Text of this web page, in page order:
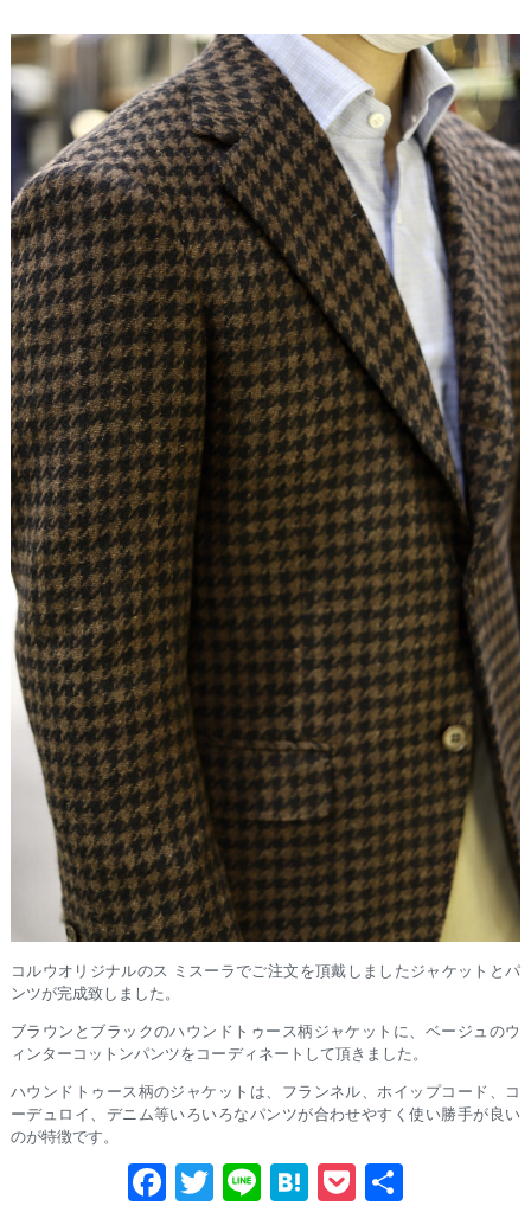
コルウオリジナルのス ミスーラでご注文を頂戴しましたジャケットとパ
ンツが完成致しました。
ブラウンとブラックのハウンドトゥース柄ジャケットに、ベージュのウ
ィンターコットンパンツをコーディネートして頂きました。
ハウンドトゥース柄のジャケットは、フランネル、ホイップコード、コ
ーデュロイ、デニム等いろいろなパンツが合わせやすく使い勝手が良い
のが特徴です。
Fa T
Li
H
P